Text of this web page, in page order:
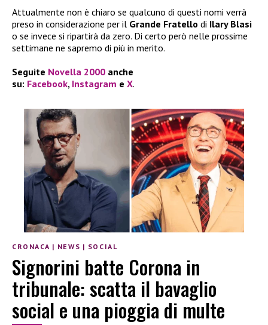
Attualmente non è chiaro se qualcuno di questi nomi verrà
preso in considerazione per il Grande Fratello di Ilary Blasi
o se invece si ripartirà da zero. Di certo però nelle prossime
settimane ne sapremo di più in merito.
Seguite Novella 2000 anche
su: Facebook, Instagram e X.
CRONACA | NEWS | SOCIAL
Signorini batte Corona in
tribunale: scatta il bavaglio
social e una pioggia di multe